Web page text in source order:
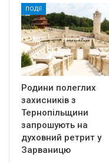
ПОДІЇ
Родини полеглих
захисників з
Тернопільщини
запрошують на
духовний ретрит у
Зарваницю